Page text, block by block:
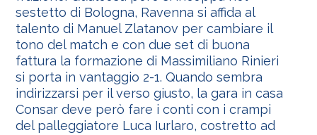
sestetto di Bologna, Ravenna si affida al
talento di Manuel Zlatanov per cambiare il
tono del match e con due set di buona
fattura la formazione di Massimiliano Rinieri
si porta in vantaggio 2-1. Quando sembra
indirizzarsi per il verso giusto, la gara in casa
Consar deve però fare i conti con i crampi
del palleggiatore Luca Iurlaro, costretto ad